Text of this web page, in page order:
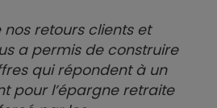
nos retours clients et
a permis de construire
qui répondent à un
pour l’épargne retraite